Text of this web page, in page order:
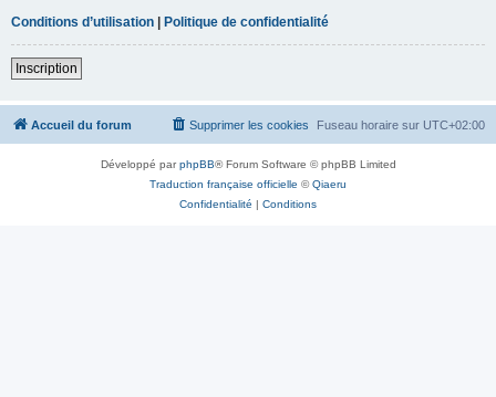
Conditions d’utilisation | Politique de confidentialité
Inscription
Accueil du forum Fuseau horaire sur UTC+02:00
Supprimer les cookies
Développé parphpBB® Forum Software © phpBB Limited
Traduction française officielle ©Qiaeru
Confidentialité | Conditions